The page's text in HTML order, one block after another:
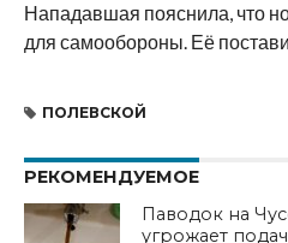
Нападавшая пояснила, что
для самообороны. Её
ПОЛЕВСКОЙ
РЕКОМЕНДУЕМОЕ
Паводок на
угрожает